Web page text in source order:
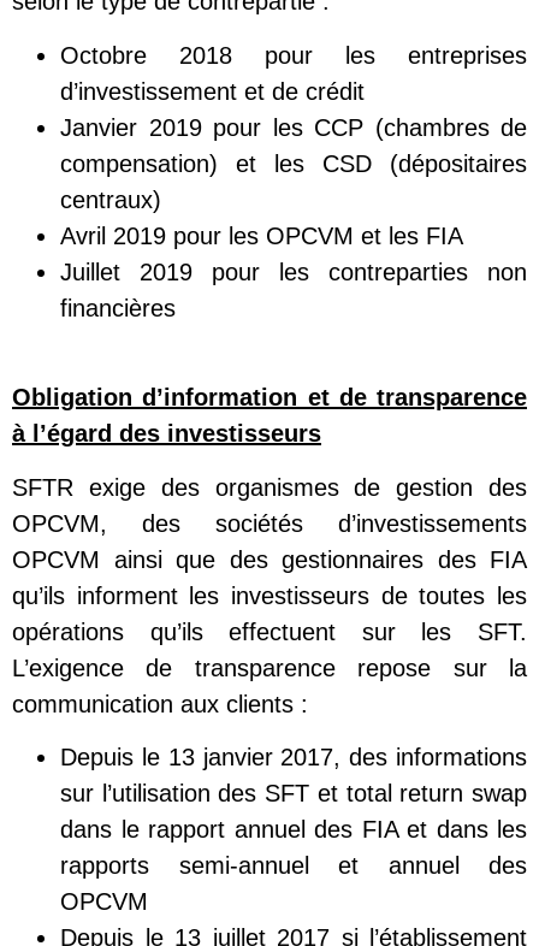
Octobre 2018 pour les entreprises
d’investissement et de crédit
Janvier 2019 pour les CCP (chambres de
compensation) et les CSD (dépositaires
centraux)
Avril 2019 pour les OPCVM et les FIA
Juillet 2019 pour les contreparties non
financières
Obligation d’information et de transparence
à l’égard des investisseurs
SFTR exige des organismes de gestion des
OPCVM, des sociétés d’investissements
OPCVM ainsi que des gestionnaires des FIA
qu’ils informent les investisseurs de toutes les
opérations qu’ils effectuent sur les SFT.
L’exigence de transparence repose sur la
communication aux clients :
Depuis le 13 janvier 2017, des informations
sur l’utilisation des SFT et total return swap
dans le rapport annuel des FIA et dans les
rapports semi-annuel et annuel des
OPCVM
Depuis le 13 juillet 2017 si l’établissement